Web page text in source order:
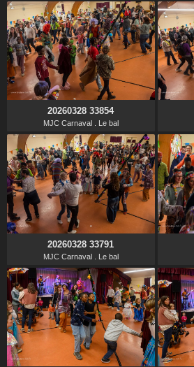
20260328 33854
MJC Carnaval . Le bal
20260328 33791
MJC Carnaval . Le bal